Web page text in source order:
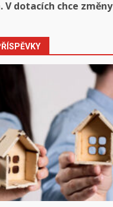
dotacích chce změny